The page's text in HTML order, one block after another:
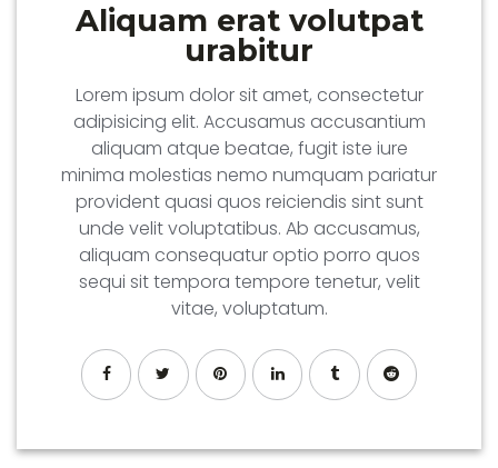
Aliquam erat volutpat
urabitur
Lorem ipsum dolor sit amet, consectetur
adipisicing elit. Accusamus accusantium
aliquam atque beatae, fugit iste iure
minima molestias nemo numquam pariatur
provident quasi quos reiciendis sint sunt
unde velit voluptatibus. Ab accusamus,
aliquam consequatur optio porro quos
sequi sit tempora tempore tenetur, velit
vitae, voluptatum.